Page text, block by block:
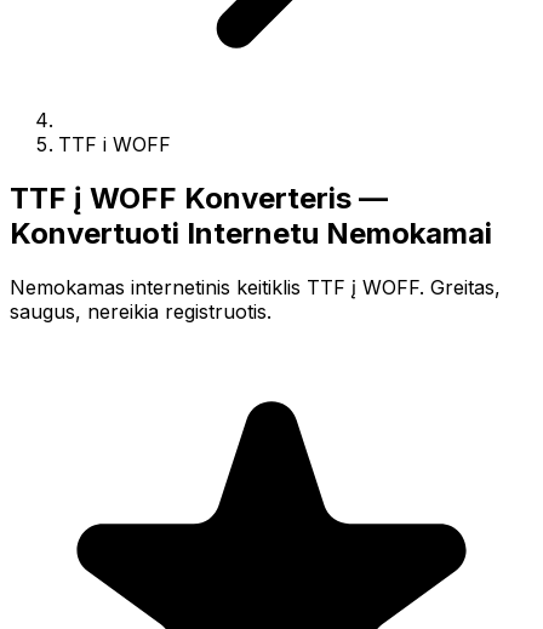
TTF i WOFF
TTF į WOFF Konverteris —
Konvertuoti Internetu Nemokamai
Nemokamas internetinis keitiklis TTF į WOFF. Greitas,
saugus, nereikia registruotis.